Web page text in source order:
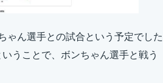
ゃん選手との試合という予定でした
うことで、ボンちゃん選手と戦う